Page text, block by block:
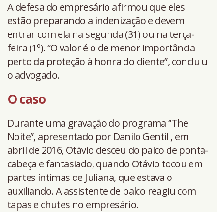
A defesa do empresário afirmou que eles
estão preparando a indenização e devem
entrar com ela na segunda (31) ou na terça-
feira (1º). “O valor é o de menor importância
perto da proteção à honra do cliente”, concluiu
o advogado.
O caso
Durante uma gravação do programa “The
Noite”, apresentado por Danilo Gentili, em
abril de 2016, Otávio desceu do palco de ponta-
cabeça e fantasiado, quando Otávio tocou em
partes íntimas de Juliana, que estava o
auxiliando. A assistente de palco reagiu com
tapas e chutes no empresário.